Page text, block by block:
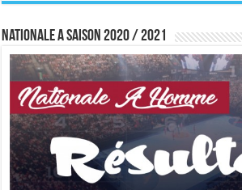
Nationale A saison 2020 / 2021